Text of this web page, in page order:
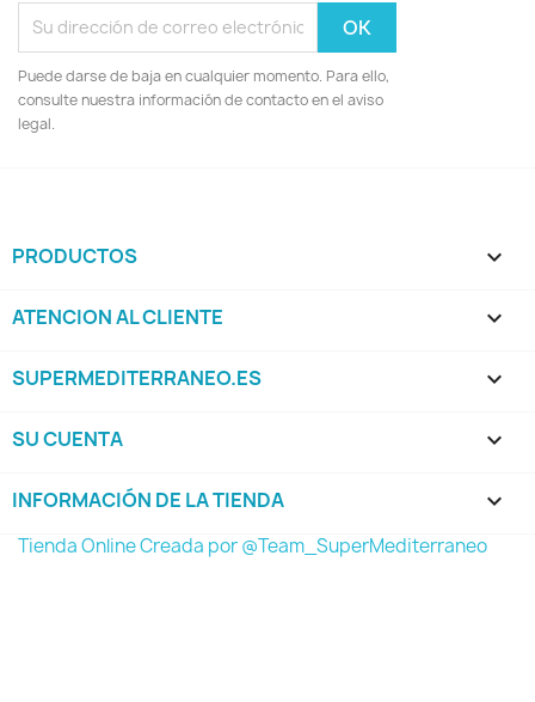
Puede darse de baja en cualquier momento. Para ello,
consulte nuestra información de contacto en el aviso
legal.
PRODUCTOS 
ATENCION AL CLIENTE 
SUPERMEDITERRANEO.ES 
SU CUENTA 
INFORMACIÓN DE LA TIENDA keyboard_arrow_down
Tienda Online Creada por @Team_SuperMediterraneo